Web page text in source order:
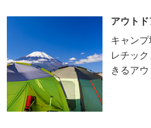
アウト
キャン
レチッ
きるア